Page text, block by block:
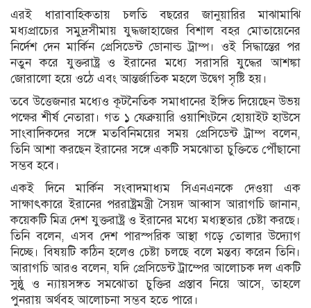
এরই ধারাবাহিকতায় চলতি বছরের জানুয়ারির মাঝামাঝি
মধ্যপ্রাচ্যের সমুদ্রসীমায় যুদ্ধজাহাজের বিশাল বহর মোতায়েনের
নির্দেশ দেন মার্কিন প্রেসিডেন্ট ডোনাল্ড ট্রাম্প। ওই সিদ্ধান্তের পর
নতুন করে যুক্তরাষ্ট্র ও ইরানের মধ্যে সরাসরি যুদ্ধের আশঙ্কা
জোরালো হয়ে ওঠে এবং আন্তর্জাতিক মহলে উদ্বেগ সৃষ্টি হয়।
তবে উত্তেজনার মধ্যেও কূটনৈতিক সমাধানের ইঙ্গিত দিয়েছেন উভয়
পক্ষের শীর্ষ নেতারা। গত ১ ফেব্রুয়ারি ওয়াশিংটনে হোয়াইট হাউসে
সাংবাদিকদের সঙ্গে মতবিনিময়ের সময় প্রেসিডেন্ট ট্রাম্প বলেন,
তিনি আশা করছেন ইরানের সঙ্গে একটি সমঝোতা চুক্তিতে পৌঁছানো
সম্ভব হবে।
একই দিনে মার্কিন সংবাদমাধ্যম সিএনএনকে দেওয়া এক
সাক্ষাৎকারে ইরানের পররাষ্ট্রমন্ত্রী সৈয়দ আব্বাস আরাগচি জানান,
কয়েকটি মিত্র দেশ যুক্তরাষ্ট্র ও ইরানের মধ্যে মধ্যস্থতার চেষ্টা করছে।
তিনি বলেন, এসব দেশ পারস্পরিক আস্থা গড়ে তোলার উদ্যোগ
নিচ্ছে। বিষয়টি কঠিন হলেও চেষ্টা চলছে বলে মন্তব্য করেন তিনি।
আরাগচি আরও বলেন, যদি প্রেসিডেন্ট ট্রাম্পের আলোচক দল একটি
সুষ্ঠু ও ন্যায়সঙ্গত সমঝোতা চুক্তির প্রস্তাব নিয়ে আসে, তাহলে
পুনরায় অর্থবহ আলোচনা সম্ভব হতে পারে।